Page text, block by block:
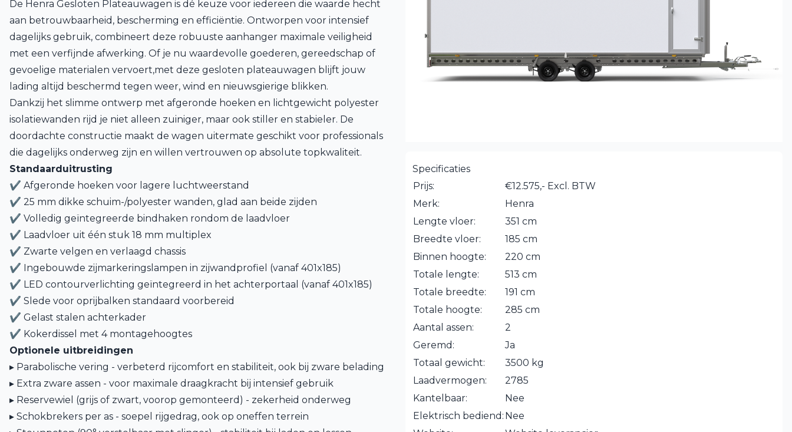
De Henra Gesloten Plateauwagen is dé keuze voor iedereen die waarde hecht
aan betrouwbaarheid, bescherming en efficiëntie. Ontworpen voor intensief
dagelijks gebruik, combineert deze robuuste aanhanger maximale veiligheid
met een verfijnde afwerking. Of je nu waardevolle goederen, gereedschap of
gevoelige materialen vervoert,met deze gesloten plateauwagen blijft jouw
lading altijd beschermd tegen weer, wind en nieuwsgierige blikken.
Dankzij het slimme ontwerp met afgeronde hoeken en lichtgewicht polyester
isolatiewanden rijd je niet alleen zuiniger, maar ook stiller en stabieler. De
doordachte constructie maakt de wagen uitermate geschikt voor professionals
die dagelijks onderweg zijn en willen vertrouwen op absolute topkwaliteit.
Standaarduitrusting
✔ Afgeronde hoeken voor lagere luchtweerstand
✔ 25 mm dikke schuim-/polyester wanden, glad aan beide zijden
✔ Volledig geïntegreerde bindhaken rondom de laadvloer
✔ Laadvloer uit één stuk 18 mm multiplex
✔ Zwarte velgen en verlaagd chassis
✔ Ingebouwde zijmarkeringslampen in zijwandprofiel (vanaf 401x185)
✔ LED contourverlichting geïntegreerd in het achterportaal (vanaf 401x185)
✔ Slede voor oprijbalken standaard voorbereid
✔ Gelast stalen achterkader
✔ Kokerdissel met 4 montagehoogtes
Optionele uitbreidingen
▸ Parabolische vering - verbeterd rijcomfort en stabiliteit, ook bij zware belading
▸ Extra zware assen - voor maximale draagkracht bij intensief gebruik
▸ Reservewiel (grijs of zwart, voorop gemonteerd) - zekerheid onderweg
▸ Schokbrekers per as - soepel rijgedrag, ook op oneffen terrein
Specificaties
Prijs:
€12.575,- Excl. BTW
Merk:
Henra
Lengte vloer:
351 cm
Breedte vloer:
185 cm
Binnen hoogte:
220 cm
Totale lengte:
513 cm
Totale breedte:
191 cm
Totale hoogte:
285 cm
Aantal assen:
2
Geremd:
Ja
Totaal gewicht:
3500 kg
Laadvermogen:
2785
Kantelbaar:
Nee
Elektrisch bediend: Nee